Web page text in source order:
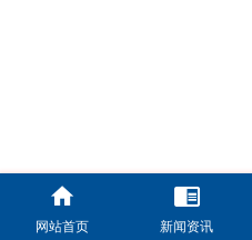
网站首页 新闻资讯